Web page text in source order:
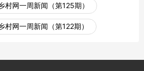
村网一周新闻（第125期）
村网一周新闻（第122期）